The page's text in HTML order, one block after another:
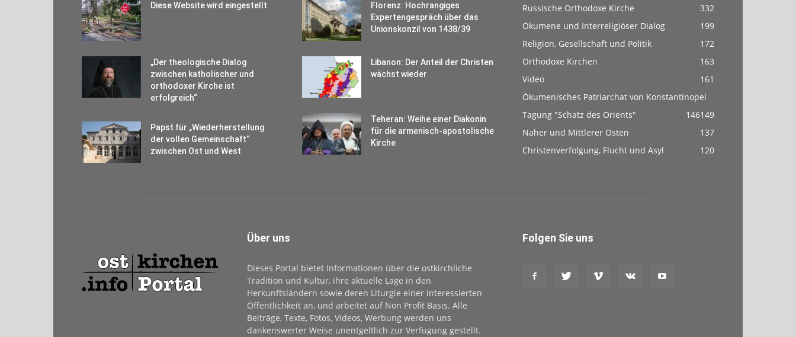
Diese Website wird eingestellt
„Der theologische Dialog
zwischen katholischer und
orthodoxer Kirche ist
erfolgreich“
Papst für „Wiederherstellung
der vollen Gemeinschaft“
zwischen Ost und West
Florenz: Hochrangiges
Expertengespräch über das
Unionskonzil von 1438/39
Libanon: Der Anteil der Christen
wächst wieder
Teheran: Weihe einer Diakonin
für die armenisch-apostolische
Kirche
Russische Orthodoxe Kirche
332
Ökumene und Interreligiöser Dialog
199
Religion, Gesellschaft und Politik
172
Orthodoxe Kirchen
163
Video
161
Ökumenisches Patriarchat von Konstantinopel
149
Tagung "Schatz des Orients"
146
Naher und Mittlerer Osten
137
Christenverfolgung, Flucht und Asyl
120
Über uns
Dieses Portal bietet Informationen über die ostkirchliche
Tradition und Kultur, ihre aktuelle Lage in den
Herkunftsländern sowie deren Liturgie einer interessierten
Öffentlichkeit an, und arbeitet auf Non Profit Basis. Alle
Beiträge, Texte, Fotos, Videos, Werbung werden uns
dankenswerter Weise unentgeltlich zur Verfügung gestellt.
Folgen Sie uns